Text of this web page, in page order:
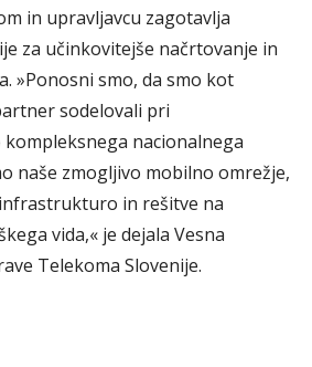
in upravljavcu zagotavlja
za učinkovitejše načrtovanje in
»Ponosni smo, da smo kot
sodelovali pri
nacionalnega
naše zmogljivo mobilno omrežje,
in rešitve na
vida,« je dejala Vesna
Telekoma Slovenije.